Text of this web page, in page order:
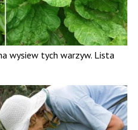
wysiew tych warzyw. Lista